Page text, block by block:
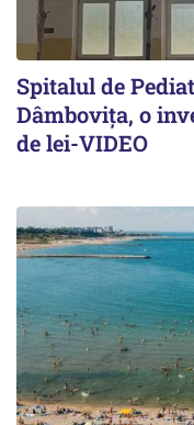
Spitalul de
Dâmbovița, o
de lei-VIDEO